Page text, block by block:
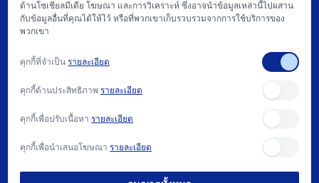
เกี่ยวกับเรา
สนับสนุน
ติดต่อเรา
วิธีการซื้อ และ นโยบาย
ด้านโซเชียลมีเดีย โฆษณา และการวิเคราะห์ ซึ่งอาจนำข้อมูลเหล่านี้ไปผสาน
กับข้อมูลอื่นที่คุณได้ให้ไว้ หรือที่พวกเขาเก็บรวบรวมจากการใช้บริการของ
พวกเขา
คุกกี้ที่จำเป็นรายละเอียด
คุกกี้ด้านประสิทธิภาพรายละเอียด
คุกกี้เพื่อปรับเนื้อหารายละเอียด
คุกกี้เพื่อนำเสนอโฆษณารายละเอียด